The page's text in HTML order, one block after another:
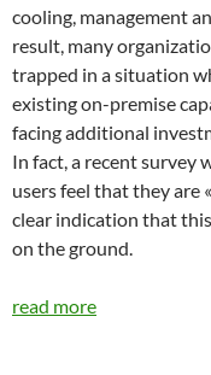
cooling, management
result, many
trapped in a situation
existing on-premise
facing additional
In fact, a recent survey
users feel that they are
clear indication that
on the ground.
read more